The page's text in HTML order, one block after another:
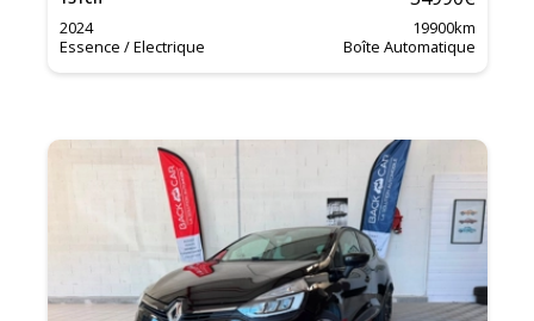
2024 19900km
Essence / Electrique
Boîte Automatique